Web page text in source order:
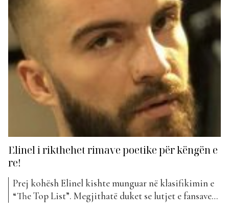
Elinel i rikthehet rimave poetike për këngën e
re!
Prej kohësh Elinel kishte munguar në klasifikimin e
“The Top List”. Megjithatë duket se lutjet e fansave